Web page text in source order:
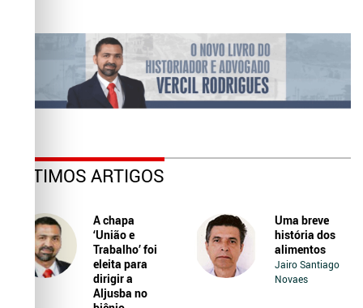
ÚLTIMOS ARTIGOS
A chapa
‘União e
Trabalho’ foi
eleita para
dirigir a
Aljusba no
Uma breve
história dos
alimentos
Jairo Santiago
Novaes